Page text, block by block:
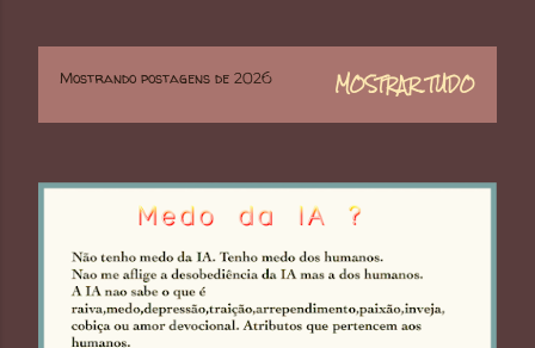
s
Mostrando postagens de 2026 MOSTRAR TUDO